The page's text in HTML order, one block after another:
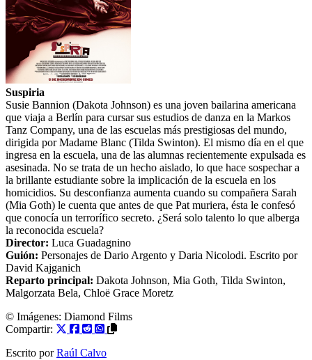
Suspiria
Susie Bannion (Dakota Johnson) es una joven bailarina americana
que viaja a Berlín para cursar sus estudios de danza en la Markos
Tanz Company, una de las escuelas más prestigiosas del mundo,
dirigida por Madame Blanc (Tilda Swinton). El mismo día en el que
ingresa en la escuela, una de las alumnas recientemente expulsada es
asesinada. No se trata de un hecho aislado, lo que hace sospechar a
la brillante estudiante sobre la implicación de la escuela en los
homicidios. Su desconfianza aumenta cuando su compañera Sarah
(Mia Goth) le cuenta que antes de que Pat muriera, ésta le confesó
que conocía un terrorífico secreto. ¿Será solo talento lo que alberga
la reconocida escuela?
Director: Luca Guadagnino
Guión: Personajes de Dario Argento y Daria Nicolodi. Escrito por
David Kajganich
Reparto principal: Dakota Johnson, Mia Goth, Tilda Swinton,
Malgorzata Bela, Chloë Grace Moretz
© Imágenes: Diamond Films
Compartir:
Escrito por Raúl Calvo